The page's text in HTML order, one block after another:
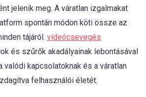
jelenik meg. A váratlan izgalmakat
spontán módon köti össze az
tájáról. videócsevegés
és szűrők akadályainak lebontásával
valódi kapcsolatoknak és a váratlan
felhasználói életét.